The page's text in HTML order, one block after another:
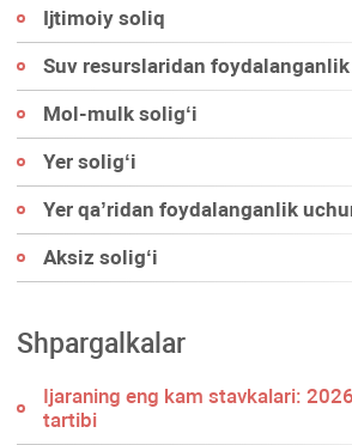
Ijtimoiy soliq
Suv resurslaridan
Mol-mulk soligʻi
Yer soligʻi
Yer qa’ridan foydalanganlik
Aksiz soligʻi
Shpargalkalar
Ijaraning eng kam stavkalari:
tartibi